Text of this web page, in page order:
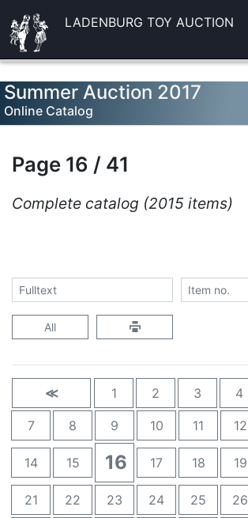
LADENBURG TOY AUCTION
Summer Auction 2017
Online Catalog
Page 16 / 41
Complete catalog (2015 items)
All
≪ 1 2 3 4
7 8 9 10 11 12
14 15 16 17 18 19
21 22 23 24 25 26